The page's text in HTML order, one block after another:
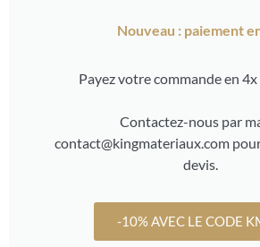
Nouveau : paiement
Payez votre commande en
Contactez-nous par
contact@kingmateriaux.com
devis.
-10% AVEC LE CODE